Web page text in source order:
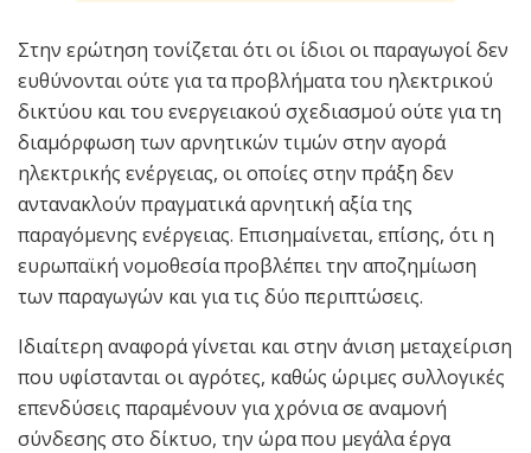
Στην ερώτηση τονίζεται ότι οι ίδιοι οι παραγωγοί δεν
ευθύνονται ούτε για τα προβλήματα του ηλεκτρικού
δικτύου και του ενεργειακού σχεδιασμού ούτε για τη
διαμόρφωση των αρνητικών τιμών στην αγορά
ηλεκτρικής ενέργειας, οι οποίες στην πράξη δεν
αντανακλούν πραγματικά αρνητική αξία της
παραγόμενης ενέργειας. Επισημαίνεται, επίσης, ότι η
ευρωπαϊκή νομοθεσία προβλέπει την αποζημίωση
των παραγωγών και για τις δύο περιπτώσεις.
Ιδιαίτερη αναφορά γίνεται και στην άνιση μεταχείριση
που υφίστανται οι αγρότες, καθώς ώριμες συλλογικές
επενδύσεις παραμένουν για χρόνια σε αναμονή
σύνδεσης στο δίκτυο, την ώρα που μεγάλα έργα